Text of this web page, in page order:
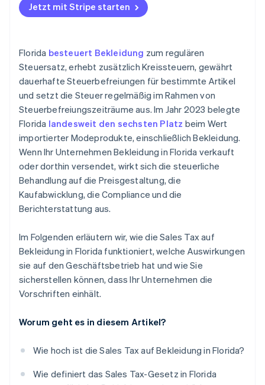
Jetzt mit Stripe starten
Florida besteuert Bekleidung zum regulären
Steuersatz, erhebt zusätzlich Kreissteuern, gewährt
dauerhafte Steuerbefreiungen für bestimmte Artikel
und setzt die Steuer regelmäßig im Rahmen von
Steuerbefreiungszeiträume aus. Im Jahr 2023 belegte
Florida landesweit den sechsten Platz beim Wert
importierter Modeprodukte, einschließlich Bekleidung.
Wenn Ihr Unternehmen Bekleidung in Florida verkauft
oder dorthin versendet, wirkt sich die steuerliche
Behandlung auf die Preisgestaltung, die
Kaufabwicklung, die Compliance und die
Berichterstattung aus.
Im Folgenden erläutern wir, wie die Sales Tax auf
Bekleidung in Florida funktioniert, welche Auswirkungen
sie auf den Geschäftsbetrieb hat und wie Sie
sicherstellen können, dass Ihr Unternehmen die
Vorschriften einhält.
Worum geht es in diesem Artikel?
Wie hoch ist die Sales Tax auf Bekleidung in Florida?
Wie definiert das Sales Tax-Gesetz in Florida